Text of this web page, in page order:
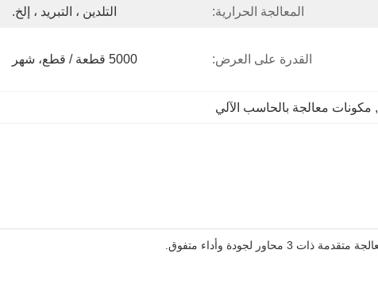
المعالجة الحرارية: التلدين ، التبريد ، إلخ.
القدرة على العرض: 5000 قطعة / قطع، شهر
, مكونات معالجة بالحاسب الآلي